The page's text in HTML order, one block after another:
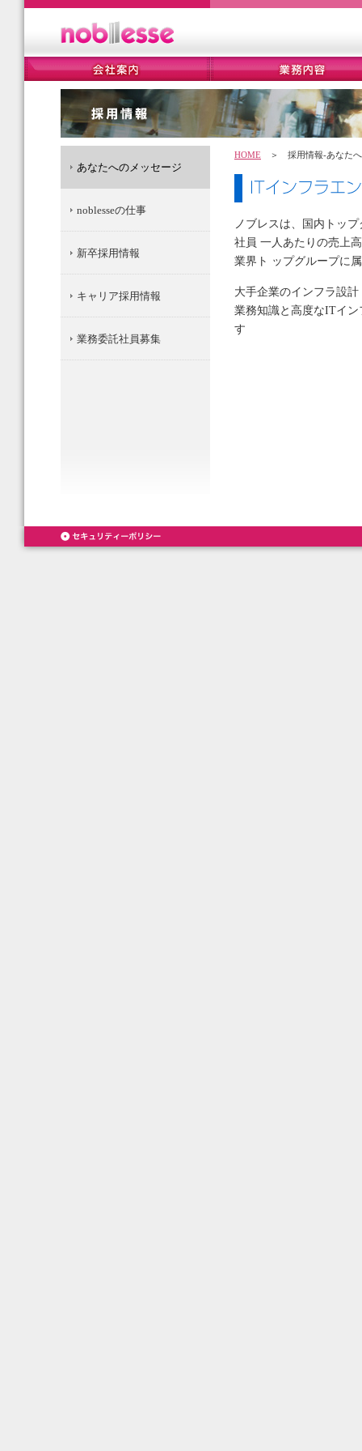
HOME ＞ 採用情報-あなたへ
ノブレスは、国内トッ
社員 一人あたりの売上
業界ト ップグループに
大手企業のインフラ設
業務知識と高度なITイ
す
あなたへのメッセージ
noblesseの仕事
新卒採用情報
キャリア採用情報
業務委託社員募集